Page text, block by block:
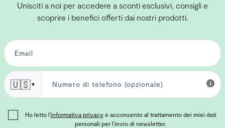
Unisciti a noi per accedere a sconti esclusivi, consigli e
scoprire i benefici offerti dai nostri prodotti.
🇺🇸▼
Ho letto l'informativa privacye acconsento al trattamento dei miei dati
personali per l'invio di newsletter.